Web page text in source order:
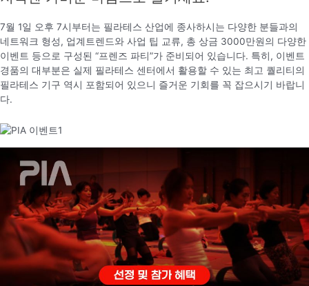
7월 1일 오후 7시부터는 필라테스 산업에 종사하시는 다양한 분들과의
네트워크 형성, 업계트렌드와 사업 팁 교류, 총 상금 3000만원의 다양한
이벤트 등으로 구성된 “프렌즈 파티”가 준비되어 있습니다. 특히, 이벤트
경품의 대부분은 실제 필라테스 센터에서 활용할 수 있는 최고 퀄리티의
필라테스 기구 역시 포함되어 있으니 즐거운 기회를 꼭 잡으시기 바랍니
다.